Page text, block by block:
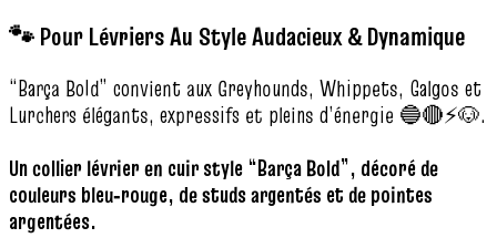
🐾 Pour Lévriers Au Style Audacieux & Dynamique
“Barça Bold” convient aux Greyhounds, Whippets, Galgos et
Lurchers élégants, expressifs et pleins d’énergie 🔵🔴⚡🐶.
Un collier lévrier en cuir style “Barça Bold”, décoré de
couleurs bleu‑rouge, de studs argentés et de pointes
argentées.